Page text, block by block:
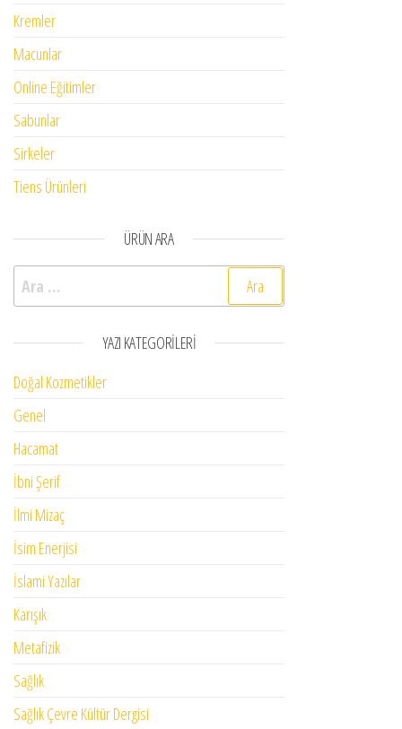
Kremler
Macunlar
Online Eğitimler
Sabunlar
Sirkeler
Tiens Ürünleri
ÜRÜN ARA
Arama:
YAZI KATEGORILERI
Doğal Kozmetikler
Genel
Hacamat
İbni Şerif
İlmi Mizaç
İsim Enerjisi
İslami Yazılar
Karışık
Metafizik
Sağlık
Sağlık Çevre Kültür Dergisi